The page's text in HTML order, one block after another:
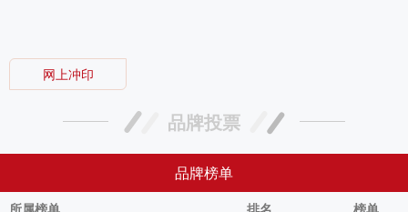
网上冲印
品牌投票
品牌榜单
所属榜单 排名
榜单